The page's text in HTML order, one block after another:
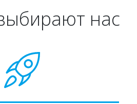
нас